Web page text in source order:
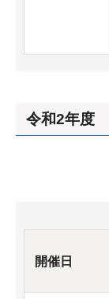
令和2年度
開催日